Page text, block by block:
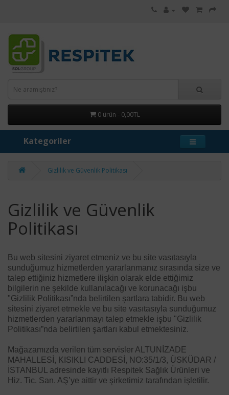
0 ürün - 0,00TL
Kategoriler
Gizlilik ve Güvenlik Politikası
Gizlilik ve Güvenlik
Politikası
Bu web sitesini ziyaret etmeniz ve bu site vasıtasıyla
sunduğumuz hizmetlerden yararlanmanız sırasında size ve
talep ettiğiniz hizmetlere ilişkin olarak elde ettiğimiz
bilgilerin ne şekilde kullanılacağı ve korunacağı işbu
"Gizlilik Politikası”nda belirtilen şartlara tabidir. Bu web
sitesini ziyaret etmekle ve bu site vasıtasıyla sunduğumuz
hizmetlerden yararlanmayı talep etmekle işbu "Gizlilik
Politikası”nda belirtilen şartları kabul etmektesiniz.
Mağazamızda verilen tüm servisler ALTUNİZADE
MAHALLESİ, KISIKLI CADDESİ, NO:35/1/3, ÜSKÜDAR /
İSTANBUL adresinde kayıtlı Respitek Sağlık Ürünleri ve
Hiz. Tic. San. AŞ’ye aittir ve şirketimiz tarafından işletilir.